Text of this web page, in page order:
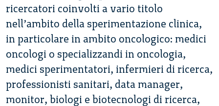
ricercatori coinvolti a vario titolo
nell’ambito della sperimentazione clinica,
in particolare in ambito oncologico: medici
oncologi o specializzandi in oncologia,
medici sperimentatori, infermieri di ricerca,
professionisti sanitari, data manager,
monitor, biologi e biotecnologi di ricerca,